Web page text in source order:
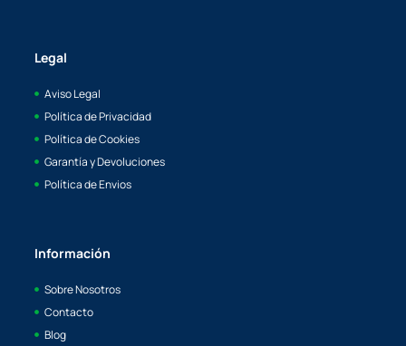
Legal
Aviso Legal
Política de Privacidad
Política de Cookies
Garantía y Devoluciones
Política de Envios
Información
Sobre Nosotros
Contacto
Blog